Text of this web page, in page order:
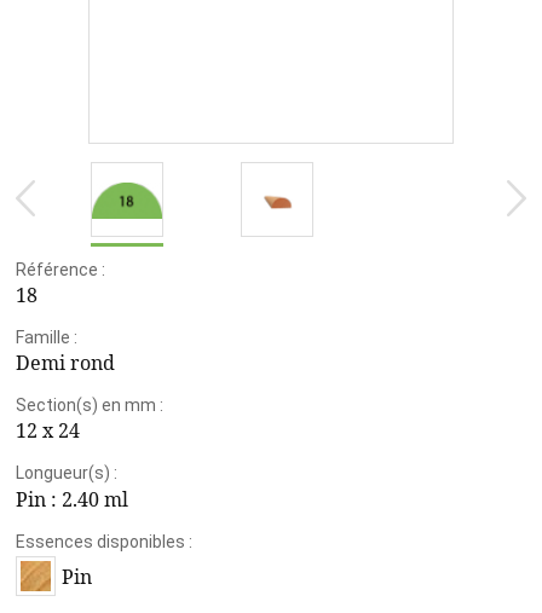
Référence :
18
Famille :
Demi rond
Section(s) en mm :
12 x 24
Longueur(s) :
Pin : 2.40 ml
Essences disponibles :
Pin